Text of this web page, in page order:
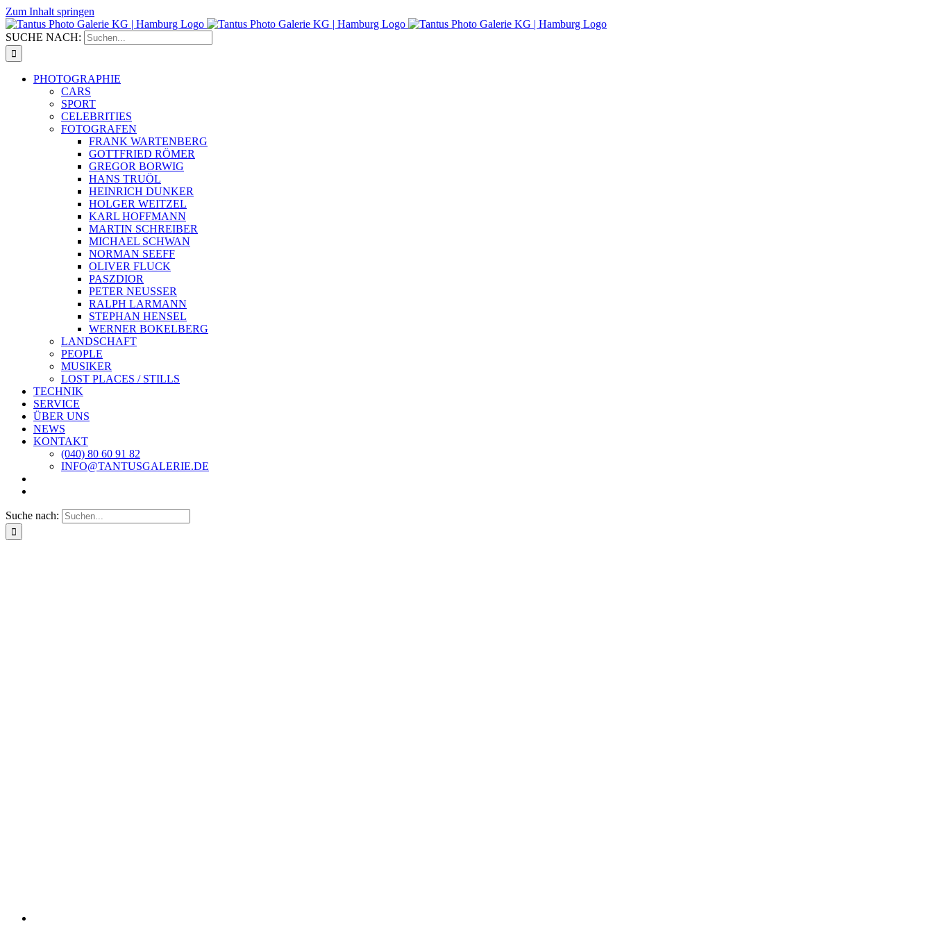
Zum Inhalt springen
SUCHE NACH:
PHOTOGRAPHIE
CARS
SPORT
CELEBRITIES
FOTOGRAFEN
FRANK WARTENBERG
GOTTFRIED RÖMER
GREGOR BORWIG
HANS TRUÖL
HEINRICH DUNKER
HOLGER WEITZEL
KARL HOFFMANN
MARTIN SCHREIBER
MICHAEL SCHWAN
NORMAN SEEFF
OLIVER FLUCK
PASZDIOR
PETER NEUSSER
RALPH LARMANN
STEPHAN HENSEL
WERNER BOKELBERG
LANDSCHAFT
PEOPLE
MUSIKER
LOST PLACES / STILLS
TECHNIK
SERVICE
ÜBER UNS
NEWS
KONTAKT
(040) 80 60 91 82
INFO@TANTUSGALERIE.DE
Suche nach: